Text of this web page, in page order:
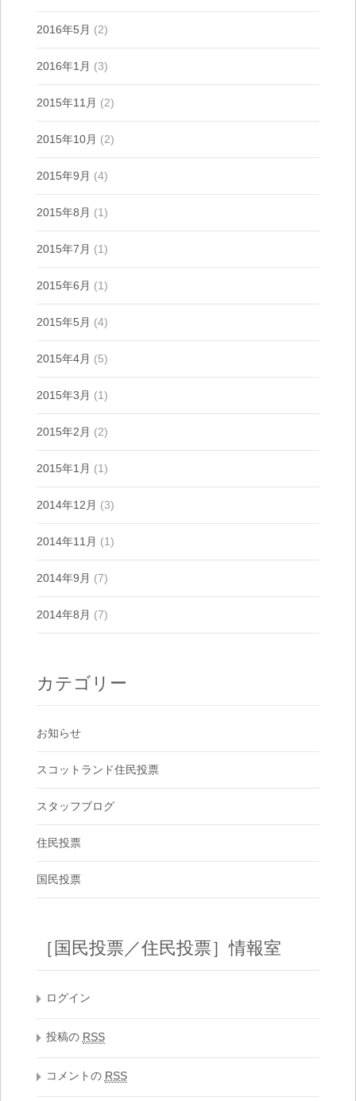
2016年5月 (2)
2016年1月 (3)
2015年11月 (2)
2015年10月 (2)
2015年9月 (4)
2015年8月 (1)
2015年7月 (1)
2015年6月 (1)
2015年5月 (4)
2015年4月 (5)
2015年3月 (1)
2015年2月 (2)
2015年1月 (1)
2014年12月 (3)
2014年11月 (1)
2014年9月 (7)
2014年8月 (7)
カテゴリー
お知らせ
スコットランド住民投票
スタッフブログ
住民投票
国民投票
［国民投票／住民投票］情報室
ログイン
投稿の RSS
コメントの RSS